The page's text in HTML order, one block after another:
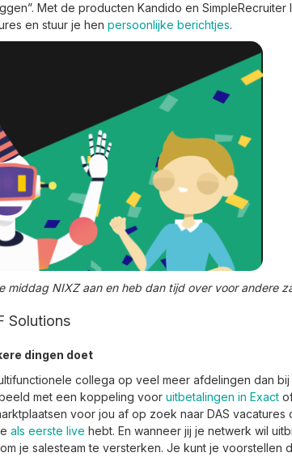
Met de producten Kandido en
en stuur je hen persoonlijke berichtjes.
middag NIXZ aan en heb dan tijd over voor andere
Solutions
dingen doet
collega op veel meer afdelingen dan
met een koppeling voor uitbetalingen in Exact
voor jou af op zoek naar DAS
als eerste live hebt. En wanneer jij je netwerk wil
je salesteam te versterken. Je kunt je voorstellen